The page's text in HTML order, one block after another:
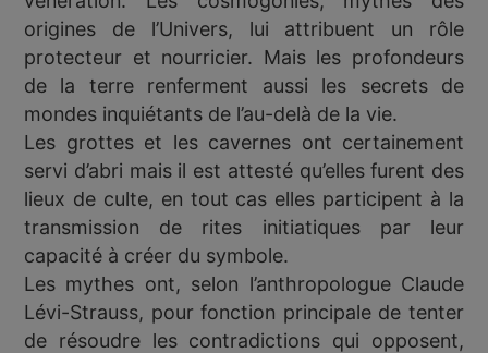
origines de l’Univers, lui attribuent un rôle
protecteur et nourricier. Mais les profondeurs
de la terre renferment aussi les secrets de
mondes inquiétants de l’au-delà de la vie.
Les grottes et les cavernes ont certainement
servi d’abri mais il est attesté qu’elles furent des
lieux de culte, en tout cas elles participent à la
transmission de rites initiatiques par leur
capacité à créer du symbole.
Les mythes ont, selon l’anthropologue Claude
Lévi-Strauss, pour fonction principale de tenter
de résoudre les contradictions qui opposent,